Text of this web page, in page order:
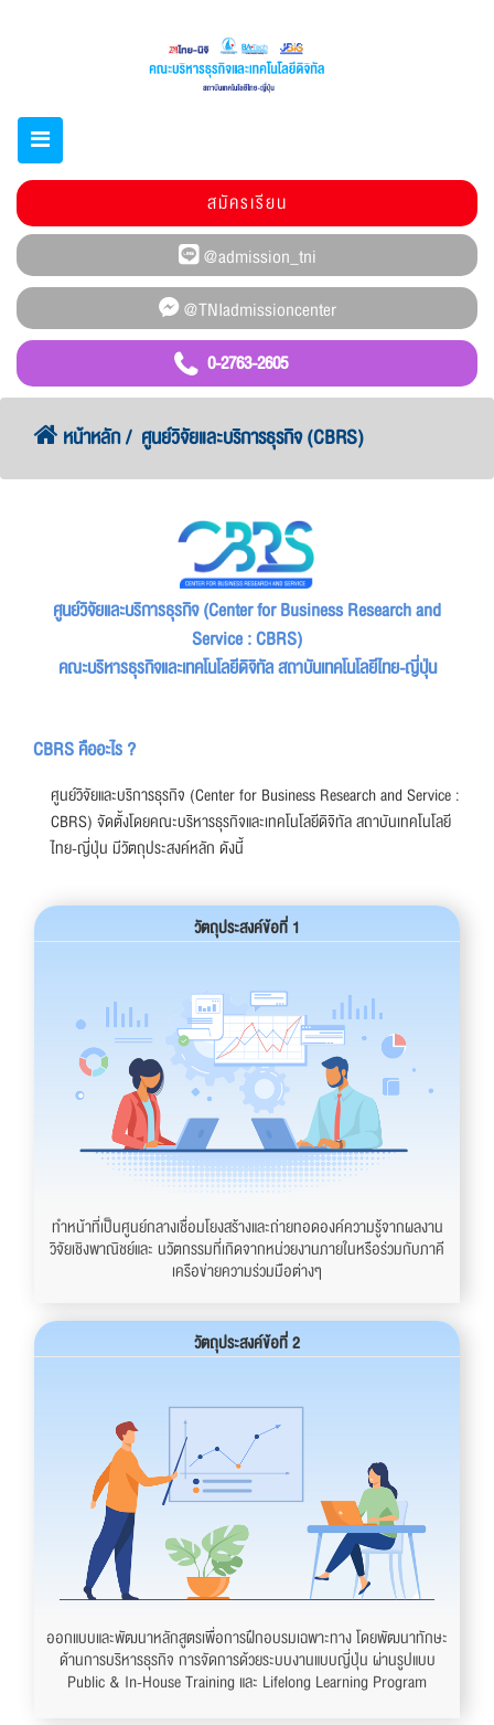
0-2763-2605
สมัครเรียน
หน้าหลัก ศูนย์วิจัยและบริการธุรกิจ (CBRS)
ศูนย์วิจัยและบริการธุรกิจ (Center for Business Research and
Service : CBRS)
คณะบริหารธุรกิจและเทคโนโลยีดิจิทัล สถาบันเทคโนโลยีไทย-ญี่ปุ่น
CBRS คืออะไร ?
ศูนย์วิจัยและบริการธุรกิจ (Center for Business Research and Service :
CBRS) จัดตั้งโดยคณะบริหารธุรกิจและเทคโนโลยีดิจิทัล สถาบันเทคโนโลยี
ไทย-ญี่ปุ่น มีวัตถุประสงค์หลัก ดังนี้
วัตถุประสงค์ข้อที่ 1
ทำหน้าที่เป็นศูนย์กลางเชื่อมโยงสร้างและถ่ายทอดองค์ความรู้จากผลงาน
วิจัยเชิงพาณิชย์และ นวัตกรรมที่เกิดจากหน่วยงานภายในหรือร่วมกับภาคี
เครือข่ายความร่วมมือต่างๆ
วัตถุประสงค์ข้อที่ 2
ออกแบบและพัฒนาหลักสูตรเพื่อการฝึกอบรมเฉพาะทาง โดยพัฒนาทักษะ
ด้านการบริหารธุรกิจ การจัดการด้วยระบบงานแบบญี่ปุ่น ผ่านรูปแบบ
Public & In-House Training และ Lifelong Learning Program